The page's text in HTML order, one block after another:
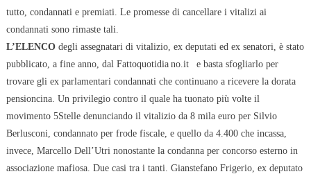
tutto, condannati e premiati. Le promesse di cancellare i vitalizi ai
condannati sono rimaste tali.
L’ELENCOdegli assegnatari di vitalizio, ex deputati ed ex senatori, è stato
pubblicato, a fine anno, dal Fattoquotidia no.it
e basta sfogliarlo per
trovare gli ex parlamentari condannati che continuano a ricevere la dorata
pensioncina. Un privilegio contro il quale ha tuonato più volte il
movimento 5Stelle denunciando il vitalizio da 8 mila euro per Silvio
Berlusconi, condannato per frode fiscale, e quello da 4.400 che incassa,
invece, Marcello Dell’Utri nonostante la condanna per concorso esterno in
associazione mafiosa. Due casi tra i tanti. Gianstefano Frigerio, ex deputato